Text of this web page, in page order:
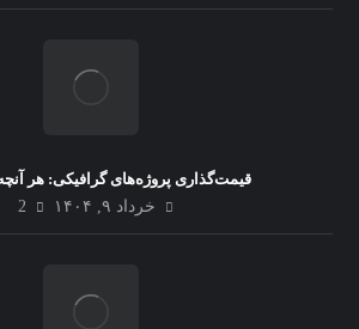
قیمت‌گذاری پروژه‌های گرافیکی: هر آنچه
خرداد ۹, ۱۴۰۴
2